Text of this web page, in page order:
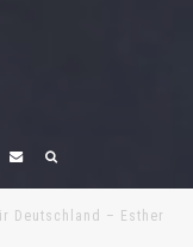
Deutschland – Esther